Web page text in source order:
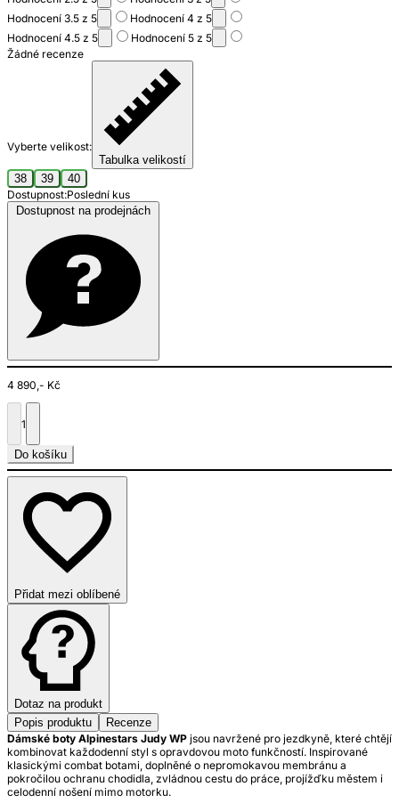
Hodnocení 3.5 z 5
Hodnocení 4 z 5
Hodnocení 4.5 z 5
Hodnocení 5 z 5
Žádné recenze
Vyberte velikost:
Tabulka velikostí
38
39
40
Dostupnost:Poslední kus
4 890,- Kč
1
Do košíku
Přidat mezi oblíbené
Dotaz na produkt
Popis produktu
Recenze
Dámské boty Alpinestars Judy WP jsou navržené pro jezdkyně, které chtějí
kombinovat každodenní styl s opravdovou moto funkčností. Inspirované
klasickými combat botami, doplněné o nepromokavou membránu a
pokročilou ochranu chodidla, zvládnou cestu do práce, projížďku městem i
celodenní nošení mimo motorku.